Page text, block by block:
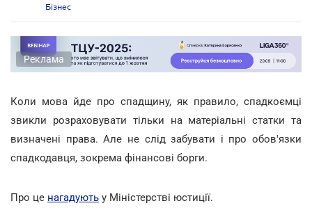
Бізнес
Реклама
Коли мова йде про спадщину, як правило, спадкоємці
звикли розраховувати тільки на матеріальні статки та
визначені права. Але не слід забувати і про обов'язки
спадкодавця, зокрема фінансові борги.
Про це нагадують у Міністерстві юстиції.